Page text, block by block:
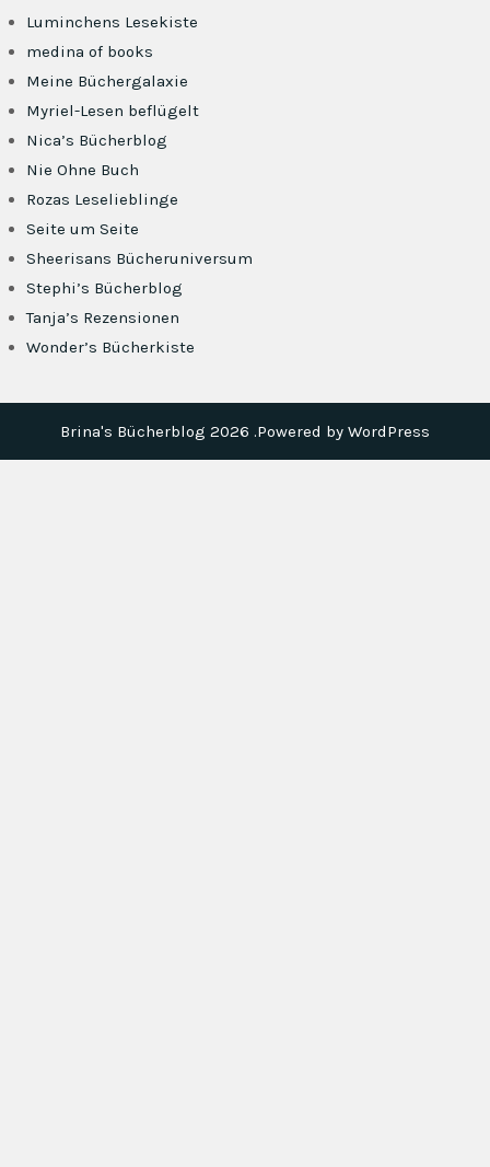
Luminchens Lesekiste
medina of books
Meine Büchergalaxie
Myriel-Lesen beflügelt
Nica’s Bücherblog
Nie Ohne Buch
Rozas Leselieblinge
Seite um Seite
Sheerisans Bücheruniversum
Stephi’s Bücherblog
Tanja’s Rezensionen
Wonder’s Bücherkiste
Brina's Bücherblog 2026 .Powered by WordPress